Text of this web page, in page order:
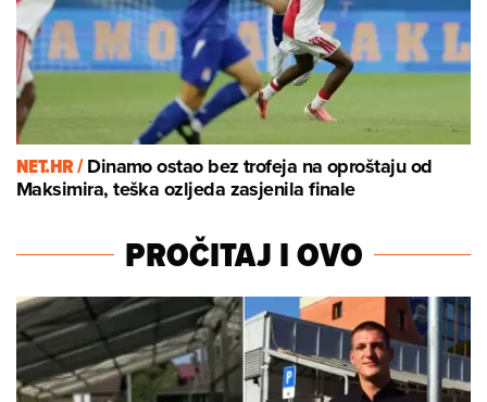
NET.HR /Dinamo ostao bez trofeja na oproštaju od
Maksimira, teška ozljeda zasjenila finale
PROČITAJ I OVO